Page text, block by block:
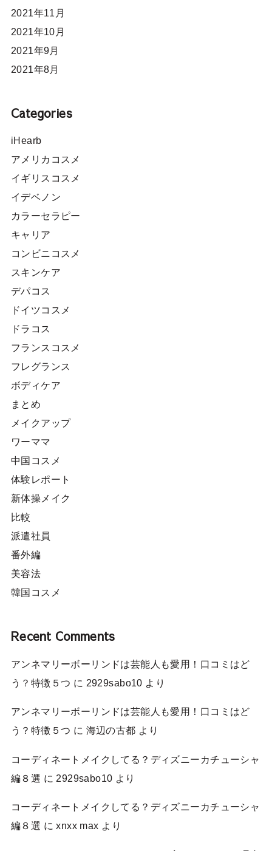
2021年11月
2021年10月
2021年9月
2021年8月
Categories
iHearb
アメリカコスメ
イギリスコスメ
イデベノン
カラーセラピー
キャリア
コンビニコスメ
スキンケア
デパコス
ドイツコスメ
ドラコス
フランスコスメ
フレグランス
ボディケア
まとめ
メイクアップ
ワーママ
中国コスメ
体験レポート
新体操メイク
比較
派遣社員
番外編
美容法
韓国コスメ
Recent Comments
アンネマリーボーリンドは芸能人も愛用！口コミはど
う？特徴５つ に 2929sabo10 より
アンネマリーボーリンドは芸能人も愛用！口コミはど
う？特徴５つ に 海辺の古都 より
コーディネートメイクしてる？ディズニーカチューシャ
編８選 に 2929sabo10 より
コーディネートメイクしてる？ディズニーカチューシャ
編８選 にxnxx max より